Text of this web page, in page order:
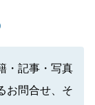
・記事・写真
お問合せ、そ